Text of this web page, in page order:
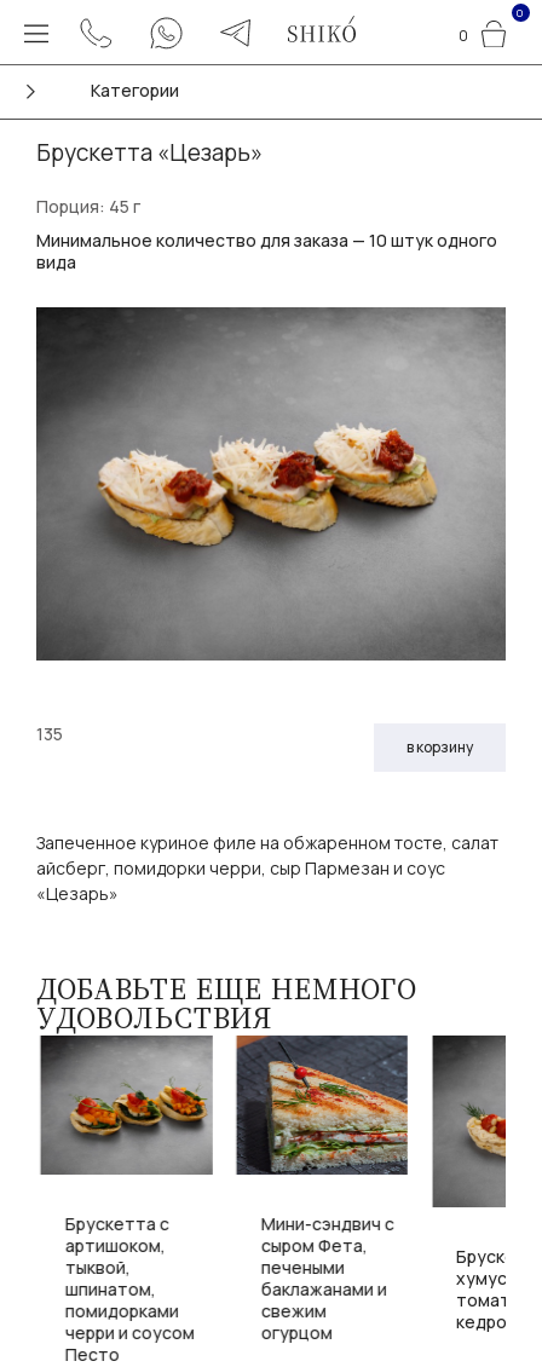
0
0
Категории
Брускетта «Цезарь»
Порция: 45 г
Минимальное количество для заказа — 10 штук одного
вида
135
в корзину
Запеченное куриное филе на обжаренном тосте, салат
айсберг, помидорки черри, сыр Пармезан и соус
«Цезарь»
ДОБАВЬТЕ ЕЩЕ НЕМНОГО
УДОВОЛЬСТВИЯ
Брускетта с
артишоком,
тыквой,
шпинатом,
помидорками
черри и соусом
Песто
Мини-сэндвич с
сыром Фета,
печеными
баклажанами и
свежим
огурцом
хумусом,
томатом